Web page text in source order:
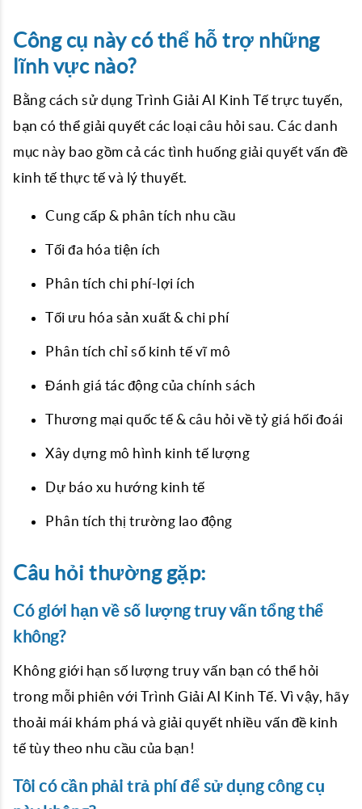
Công cụ này có thể hỗ trợ những
lĩnh vực nào?
Bằng cách sử dụng Trình Giải AI Kinh Tế trực tuyến,
bạn có thể giải quyết các loại câu hỏi sau. Các danh
mục này bao gồm cả các tình huống giải quyết vấn đề
kinh tế thực tế và lý thuyết.
Cung cấp & phân tích nhu cầu
Tối đa hóa tiện ích
Phân tích chi phí-lợi ích
Tối ưu hóa sản xuất & chi phí
Phân tích chỉ số kinh tế vĩ mô
Đánh giá tác động của chính sách
Thương mại quốc tế & câu hỏi về tỷ giá hối đoái
Xây dựng mô hình kinh tế lượng
Dự báo xu hướng kinh tế
Phân tích thị trường lao động
Câu hỏi thường gặp:
Có giới hạn về số lượng truy vấn tổng thể
không?
Không giới hạn số lượng truy vấn bạn có thể hỏi
trong mỗi phiên với Trình Giải AI Kinh Tế. Vì vậy, hãy
thoải mái khám phá và giải quyết nhiều vấn đề kinh
tế tùy theo nhu cầu của bạn!
Tôi có cần phải trả phí để sử dụng công cụ